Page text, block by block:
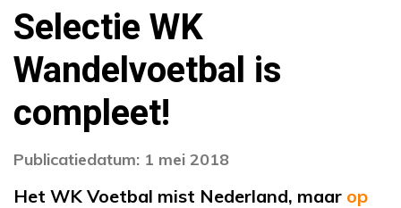
Selectie WK
Wandelvoetbal is
compleet!
Publicatiedatum: 1 mei 2018
Het WK Voetbal mist Nederland, maar op